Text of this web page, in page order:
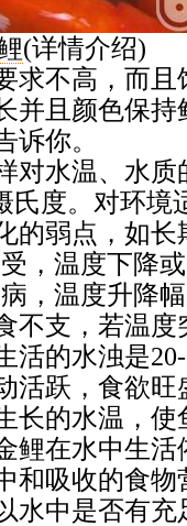
(详情介绍)
不高，而且
并且颜色保持
诉你。
水温、水质
氏度。对环境
的弱点，如长
，温度下降
，温度升降
不支，若温
活的水浊是
活跃，食欲旺
长的水温，
鲤在水中生活
和吸收的食
水中是否有充